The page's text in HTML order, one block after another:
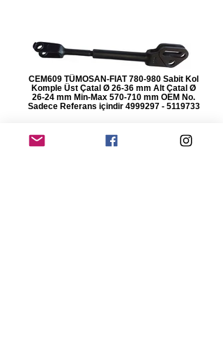
CEM609 TÜMOSAN-FIAT 780-980 Sabit Kol
Komple Üst Çatal Ø 26-36 mm Alt Çatal Ø
26-24 mm Min-Max 570-710 mm OEM No.
Sadece Referans içindir 4999297 - 5119733